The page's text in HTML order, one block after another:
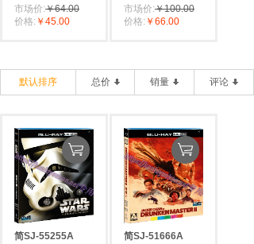
市场价:￥64.00
价格: ￥45.00
市场价:￥100.00
价格: ￥66.00
默认排序 总价 销量 评论
简SJ-55255A
简SJ-51666A